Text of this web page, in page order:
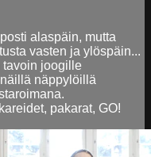
alaspäin, mutta
vasten ja ylöspäin...
tavoin joogille
näppylöillä
pakarat, GO!